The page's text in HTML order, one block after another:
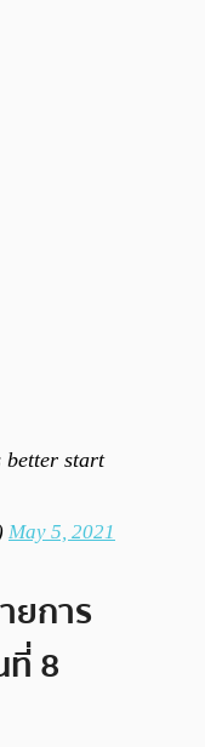
start
May 5, 2021
ยการ
ที่ 8